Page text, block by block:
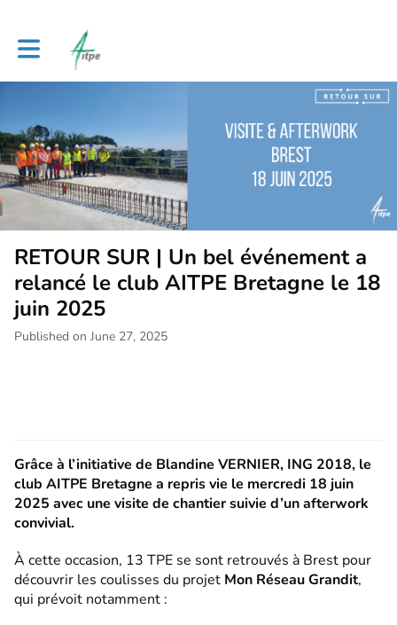
Toggle main navigation
RETOUR SUR | Un bel événement a
relancé le club AITPE Bretagne le 18
juin 2025
Published on June 27, 2025
Grâce à l’initiative de Blandine VERNIER, ING 2018, le
club AITPE Bretagne a repris vie le mercredi 18 juin
2025 avec une visite de chantier suivie d’un afterwork
convivial.
À cette occasion, 13 TPE se sont retrouvés à Brest pour
découvrir les coulisses du projet Mon Réseau Grandit,
qui prévoit notamment :